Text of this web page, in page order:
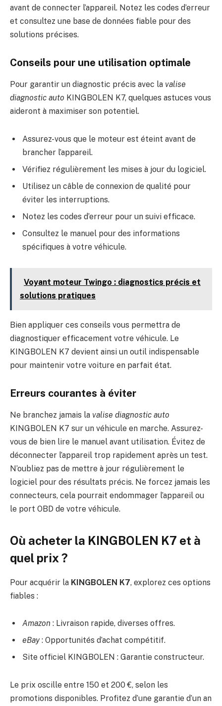
avant de connecter l’appareil. Notez les codes d’erreur
et consultez une base de données fiable pour des
solutions précises.
Conseils pour une utilisation optimale
Pour garantir un diagnostic précis avec la valise
diagnostic auto KINGBOLEN K7, quelques astuces vous
aideront à maximiser son potentiel.
Assurez-vous que le moteur est éteint avant de
brancher l’appareil.
Vérifiez régulièrement les mises à jour du logiciel.
Utilisez un câble de connexion de qualité pour
éviter les interruptions.
Notez les codes d’erreur pour un suivi efficace.
Consultez le manuel pour des informations
spécifiques à votre véhicule.
Voyant moteur Twingo : diagnostics précis et
solutions pratiques
Bien appliquer ces conseils vous permettra de
diagnostiquer efficacement votre véhicule. Le
KINGBOLEN K7 devient ainsi un outil indispensable
pour maintenir votre voiture en parfait état.
Erreurs courantes à éviter
Ne branchez jamais la valise diagnostic auto
KINGBOLEN K7 sur un véhicule en marche. Assurez-
vous de bien lire le manuel avant utilisation. Évitez de
déconnecter l’appareil trop rapidement après un test.
N’oubliez pas de mettre à jour régulièrement le
logiciel pour des résultats précis. Ne forcez jamais les
connecteurs, cela pourrait endommager l’appareil ou
le port OBD de votre véhicule.
Où acheter la KINGBOLEN K7 et à
quel prix ?
Pour acquérir la KINGBOLEN K7, explorez ces options
fiables :
Amazon : Livraison rapide, diverses offres.
eBay: Opportunités d’achat compétitif.
Site officiel KINGBOLEN : Garantie constructeur.
Le prix oscille entre 150 et 200 €, selon les
promotions disponibles. Profitez d’une garantie d’un an